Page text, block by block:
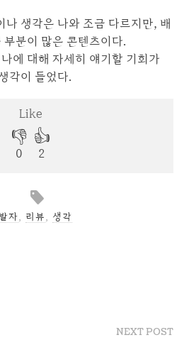
나 생각은 나와 조금 다르지만, 배
분이 많은 콘텐츠이다.
에 대해 자세히 얘기할 기회가
각이 들었다.
자 리뷰 생각
NEXT POST